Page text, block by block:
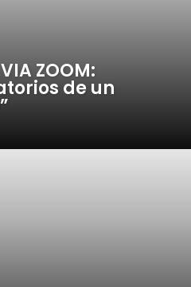
ZOOM:
de un